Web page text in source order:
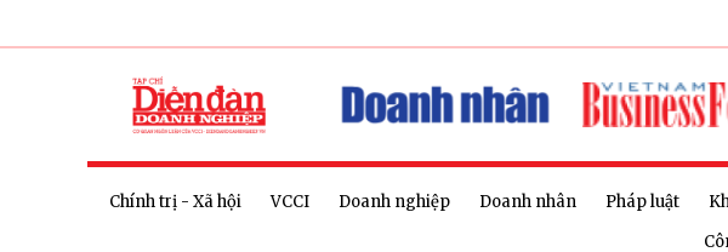
Chính trị - Xã hội VCCI Doanh nghiệp Doanh nhân Pháp luật